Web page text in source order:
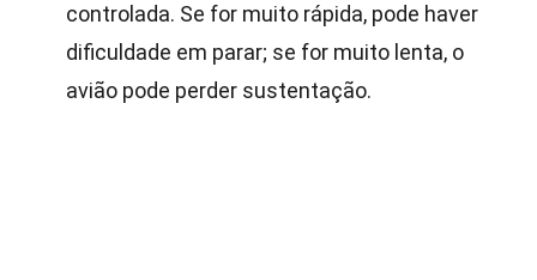
controlada. Se for muito rápida, pode haver
dificuldade em parar; se for muito lenta, o
avião pode perder sustentação.